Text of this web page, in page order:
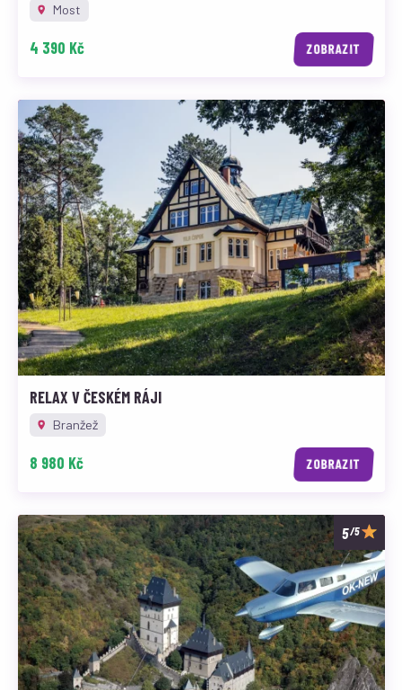
Most
4 390 Kč ZOBRAZIT
RELAX V ČESKÉM RÁJI
Branžež
8 980 Kč ZOBRAZIT
/5